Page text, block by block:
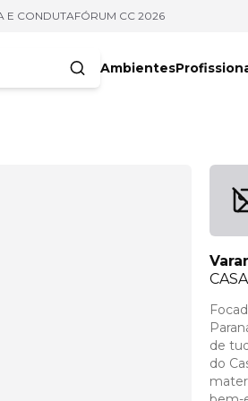
E CONDUTAFÓRUM CC 2026
Ambientes
de
do